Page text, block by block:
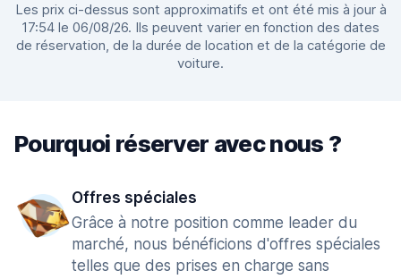
Les prix ci-dessus sont approximatifs et ont été mis à jour à
17:54 le 06/08/26. Ils peuvent varier en fonction des dates
de réservation, de la durée de location et de la catégorie de
voiture.
Pourquoi réserver avec nous ?
Offres spéciales
Grâce à notre position comme leader du
marché, nous bénéficions d'offres spéciales
telles que des prises en charge sans